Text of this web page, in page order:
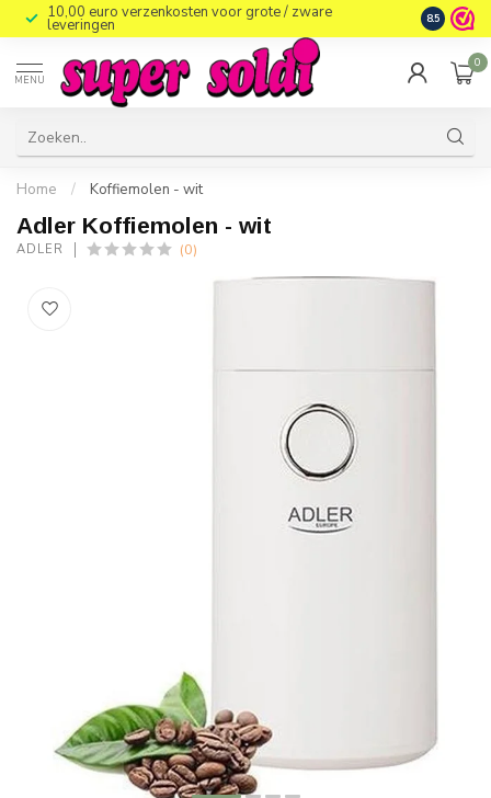
10,00 euro verzenkosten voor grote / zware
leveringen 8.5
MENU
0
Home / Koffiemolen - wit
Adler Koffiemolen - wit
ADLER (0)